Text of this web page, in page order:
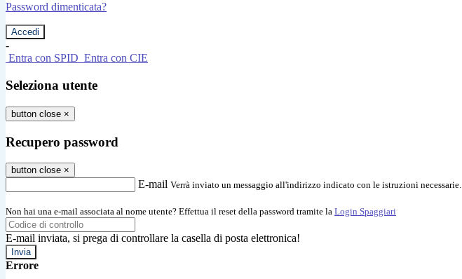
Password dimenticata?
-
Entra con SPID Entra con CIE
Seleziona utente
button close ×
Recupero password
button close ×
E-mail Verrà inviato un messaggio all'indirizzo indicato con le istruzioni necessarie.
Non hai una e-mail associata al nome utente? Effettua il reset della password tramite la Login Spaggiari
E-mail inviata, si prega di controllare la casella di posta elettronica!
Errore